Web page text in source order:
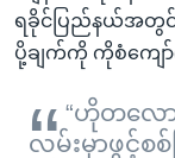
ရခိုင်ပြည်နယ်အတွ
ပို့ချက်ကို ကိုစံကျေ
“ဟိုတလေ
လမ်းမှာဖွင့်စ